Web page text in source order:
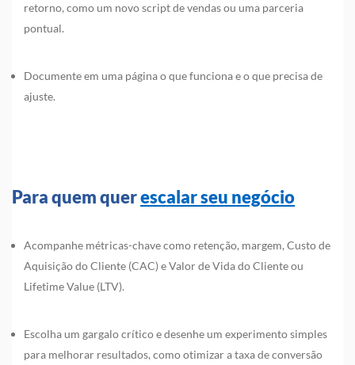
retorno, como um novo script de vendas ou uma parceria
pontual.
Documente em uma página o que funciona e o que precisa de
ajuste.
Para quem querescalar seu negócio
Acompanhe métricas-chave como retenção, margem, Custo de
Aquisição do Cliente (CAC) e Valor de Vida do Cliente ou
Lifetime Value (LTV).
Escolha um gargalo crítico e desenhe um experimento simples
para melhorar resultados, como otimizar a taxa de conversão